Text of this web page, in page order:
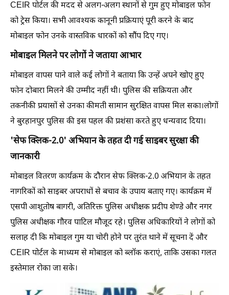
CEIR पोर्टल की मदद से अलग-अलग स्थानों से गुम हुए मोबाइल फोन
को ट्रेस किया। सभी आवश्यक कानूनी प्रक्रियाएं पूरी करने के बाद
मोबाइल फोन उनके वास्तविक धारकों को सौंप दिए गए।
मोबाइल मिलने पर लोगों ने जताया आभार
मोबाइल वापस पाने वाले कई लोगों ने बताया कि उन्हें अपने खोए हुए
फोन दोबारा मिलने की उम्मीद नहीं थी। पुलिस की सक्रियता और
तकनीकी प्रयासों से उनका कीमती सामान सुरक्षित वापस मिल सका।लोगों
ने बुरहानपुर पुलिस की इस पहल की प्रशंसा करते हुए धन्यवाद दिया।
'सेफ क्लिक-2.0' अभियान के तहत दी गई साइबर सुरक्षा की
जानकारी
मोबाइल वितरण कार्यक्रम के दौरान सेफ क्लिक-2.0 अभियान के तहत
नागरिकों को साइबर अपराधों से बचाव के उपाय बताए गए। कार्यक्रम में
एसपी आशुतोष बागरी, अतिरिक्त पुलिस अधीक्षक प्रदीप शेण्डे और नगर
पुलिस अधीक्षक गौरव पाटिल मौजूद रहे। पुलिस अधिकारियों ने लोगों को
सलाह दी कि मोबाइल गुम या चोरी होने पर तुरंत थाने में सूचना दें और
CEIR पोर्टल के माध्यम से मोबाइल को ब्लॉक कराएं, ताकि उसका गलत
इस्तेमाल रोका जा सके।